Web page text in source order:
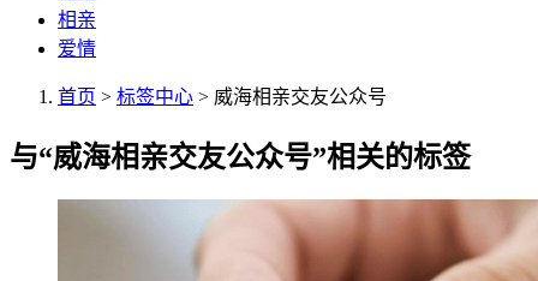
相亲
爱情
首页 > 标签中心 > 威海相亲交友公众号
与“威海相亲交友公众号”相关的标签